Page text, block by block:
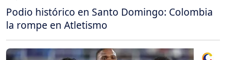
Podio histórico en Santo Domingo: Colombia
la rompe en Atletismo